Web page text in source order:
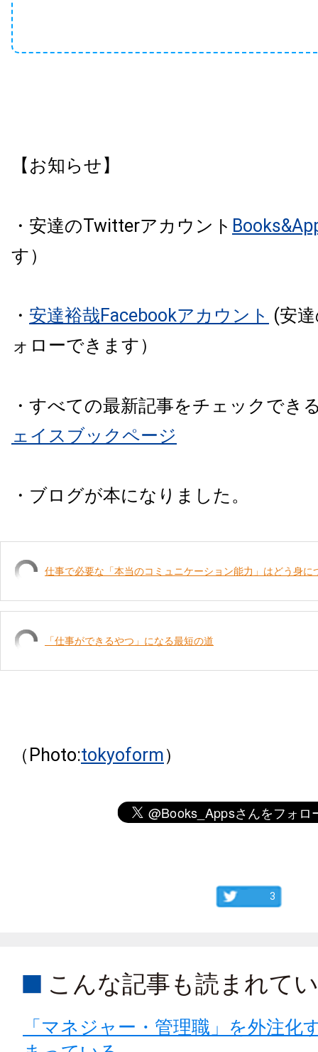
【お知らせ】
・安達のTwitterアカウント
す）
・ 安達裕哉Facebookアカウント (安
ォローできます）
・すべての最新記事をチェックでき
ェイスブックページ
・ブログが本になりました。
仕事で必要な「本当のコミュニケーション能力」はどう身に
「仕事ができるやつ」になる最短の道
（Photo:tokyoform）
3
こんな記事も読まれて
「マネジャー・管理職」を外注化